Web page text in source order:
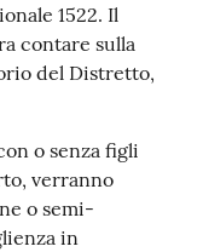
1522. Il
contare sulla
del Distretto,
o senza figli
verranno
o semi-
in